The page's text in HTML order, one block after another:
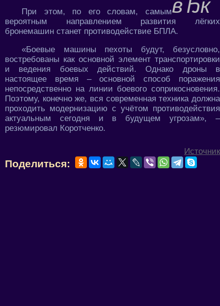
При этом, по его словам, самым
вероятным направлением развития лёгких
бронемашин станет противодействие БПЛА.
«Боевые машины пехоты будут, безусловно,
востребованы как основной элемент транспортировки
и ведения боевых действий. Однако дроны в
настоящее время – основной способ поражения
непосредственно на линии боевого соприкосновения.
Поэтому, конечно же, вся современная техника должна
проходить модернизацию с учётом противодействия
актуальным сегодня и в будущем угрозам», –
резюмировал Коротченко.
Источник
Поделиться: